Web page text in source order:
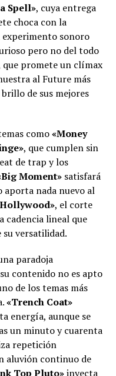
Spell», cuya entrega
choca con la
experimento sonoro
pero no del todo
que promete un clímax
al Future más
de sus mejores
como«Money
, que cumplen sin
de trap y los
Moment» satisfará
aporta nada nuevo al
, el corte
cadencia lineal que
versatilidad.
paradoja
contenido no es apto
de los temas más
«Trench Coat»
energía, aunque se
un minuto y cuarenta
repetición
aluvión continuo de
Top Pluto»inyecta